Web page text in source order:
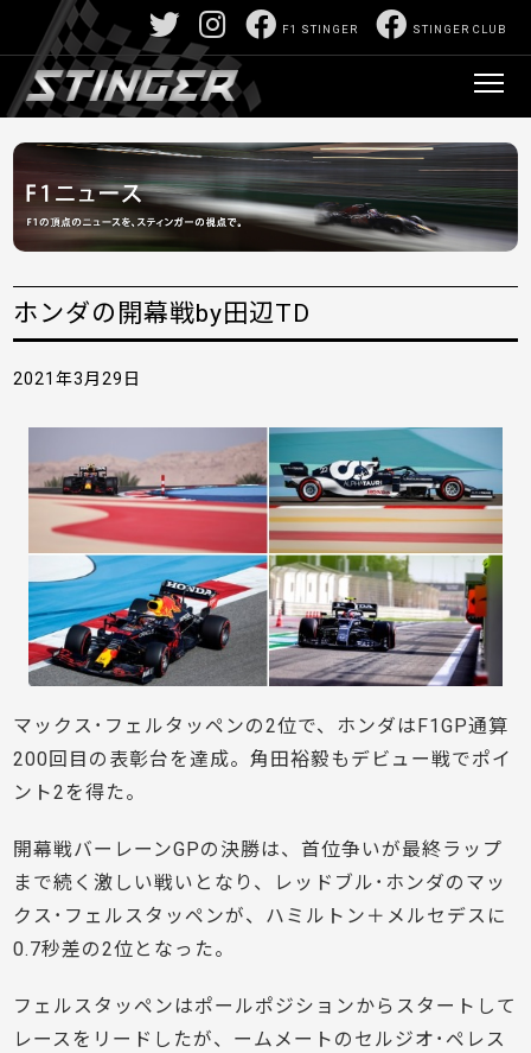
STINGER CLUB
F1 STINGER
ホンダの開幕戦by田辺TD
2021年3月29日
マックス･フェルタッペンの2位で、ホンダはF1GP通算
200回目の表彰台を達成。角田裕毅もデビュー戦でポイ
ント2を得た。
開幕戦バーレーンGPの決勝は、首位争いが最終ラップ
まで続く激しい戦いとなり、レッドブル･ホンダのマッ
クス･フェルスタッペンが、ハミルトン＋メルセデスに
0.7秒差の2位となった。
フェルスタッペンはポールポジションからスタートして
レースをリードしたが、ームメートのセルジオ･ペレス